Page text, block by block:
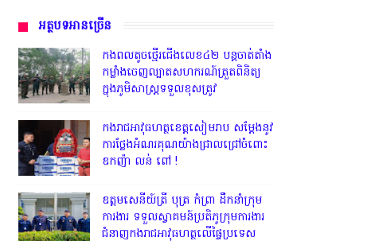
អត្ថបទអានច្រើន
កងពលតូចថ្មើរជើងលេខ៤២ បន្តចាត់តាំង
កម្លាំងចេញល្បាតសហករណ៍ត្រួតពិនិត្យ
ក្នុងភូមិសាស្រ្តទទួលខុសត្រូវ
កងរាជអាវុធហត្ថខេត្តសៀមរាប សម្តែងនូវ
ការថ្លែងអំណរគុណយ៉ាងជ្រាលជ្រៅចំពោះ
ឧកញ៉ា លន់ ពៅ !
ឧត្តមសេនីយ៍ត្រី បុត្រ កំព្រា ដឹកនាំក្រុម
ការងារ ទទួលស្វាគមន៍ប្រតិភូក្រុមការងារ
ជំនាញកងរាជអាវុធហត្ថលើផ្ទៃប្រទេស